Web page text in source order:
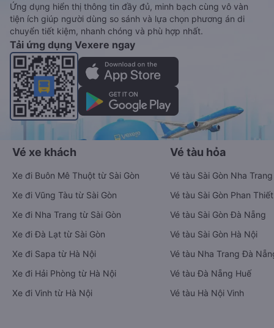
Ứng dụng hiển thị thông tin đầy đủ, minh bạch cùng vô vàn
tiện ích giúp người dùng so sánh và lựa chọn phương án di
chuyển tiết kiệm, nhanh chóng và phù hợp nhất.
Tải ứng dụng Vexere ngay
Vé xe khách
Xe đi Buôn Mê Thuột từ Sài Gòn
Xe đi Vũng Tàu từ Sài Gòn
Xe đi Nha Trang từ Sài Gòn
Xe đi Đà Lạt từ Sài Gòn
Xe đi Sapa từ Hà Nội
Xe đi Hải Phòng từ Hà Nội
Xe đi Vinh từ Hà Nội
Vé tàu hỏa
Vé tàu Sài Gòn Nha Trang
Vé tàu Sài Gòn Phan Thiết
Vé tàu Sài Gòn Đà Nẵng
Vé tàu Sài Gòn Hà Nội
Vé tàu Nha Trang Đà
Vé tàu Đà Nẵng Huế
Vé tàu Hà Nội Vinh